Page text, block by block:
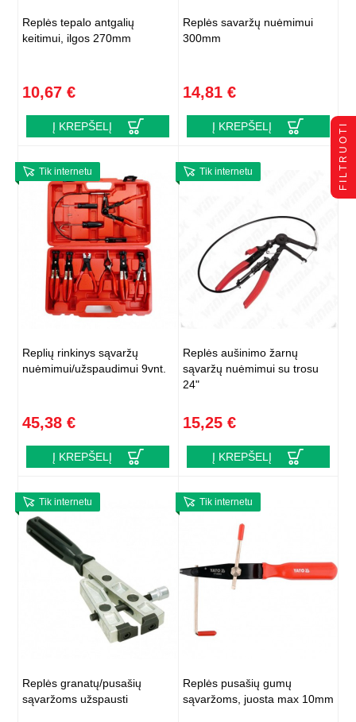
Replės tepalo antgalių
keitimui, ilgos 270mm
10,67 €
Į KREPŠELĮ
Replės savaržų nuėmimui
300mm
14,81 €
Į KREPŠELĮ
Tik internetu
Replių rinkinys sąvaržų
nuėmimui/užspaudimui 9vnt.
45,38 €
Į KREPŠELĮ
Tik internetu
Replės aušinimo žarnų
sąvaržų nuėmimui su trosu
24"
15,25 €
Į KREPŠELĮ
Tik internetu
Replės granatų/pusašių
sąvaržoms užspausti
Tik internetu
Replės pusašių gumų
sąvaržoms, juosta max 10mm
FILTRUOTI